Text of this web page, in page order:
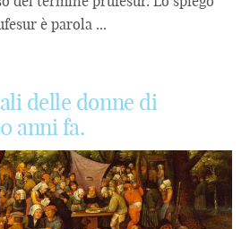
è parola ...
delle donne di
anni fa.